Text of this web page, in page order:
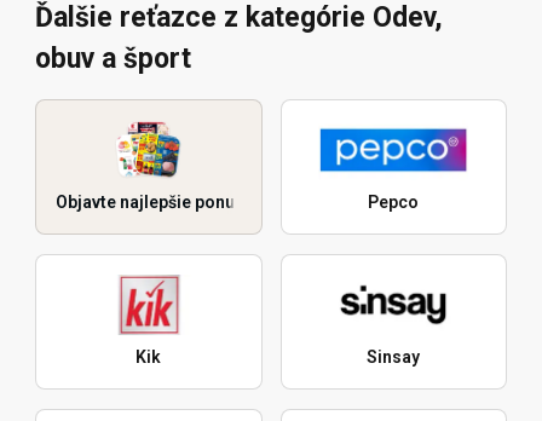
Ďalšie reťazce z kategórie Odev,
obuv a šport
Objavte najlepšie ponuky Pepco
Kik Sinsay